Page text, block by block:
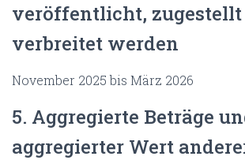
veröffentlicht, zugestellt
verbreitet werden
November 2025 bis März 2026
5. Aggregierte Beträge
aggregierter Wert